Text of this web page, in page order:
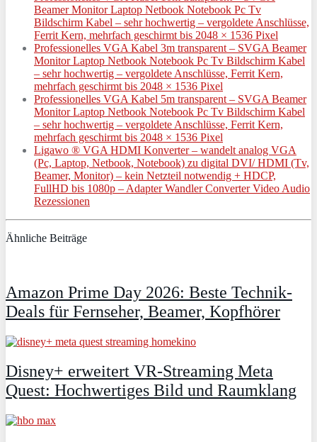
Beamer Monitor Laptop Netbook Notebook Pc Tv
Bildschirm Kabel – sehr hochwertig – vergoldete Anschlüsse,
Ferrit Kern, mehrfach geschirmt bis 2048 × 1536 Pixel
Professionelles VGA Kabel 3m transparent – SVGA Beamer
Monitor Laptop Netbook Notebook Pc Tv Bildschirm Kabel
– sehr hochwertig – vergoldete Anschlüsse, Ferrit Kern,
mehrfach geschirmt bis 2048 × 1536 Pixel
Professionelles VGA Kabel 5m transparent – SVGA Beamer
Monitor Laptop Netbook Notebook Pc Tv Bildschirm Kabel
– sehr hochwertig – vergoldete Anschlüsse, Ferrit Kern,
mehrfach geschirmt bis 2048 × 1536 Pixel
Ligawo ® VGA HDMI Konverter – wandelt analog VGA
(Pc, Laptop, Netbook, Notebook) zu digital DVI/ HDMI (Tv,
Beamer, Monitor) – kein Netzteil notwendig + HDCP,
FullHD bis 1080p – Adapter Wandler Converter Video Audio
Rezessionen
Ähnliche Beiträge
Amazon Prime Day 2026: Beste Technik-
Deals für Fernseher, Beamer, Kopfhörer
Disney+ erweitert VR‑Streaming Meta
Quest: Hochwertiges Bild und Raumklang